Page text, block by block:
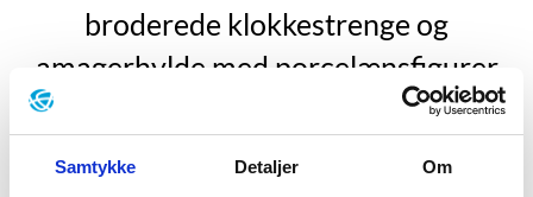
Samtykke Detaljer Om
broderede klokkestrenge og
amagerhylde med porcelænsfigurer
fra Salzburg; leverpostejfarvet
middelmådighed. Først pinligt sent gik